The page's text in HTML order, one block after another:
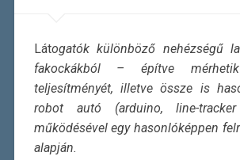
Látogatók különböző nehézségű
fakockákból – építve
teljesítményét, illetve össze is
robot autó (arduino, line-tracker
működésével egy hasonlóképpen
alapján.